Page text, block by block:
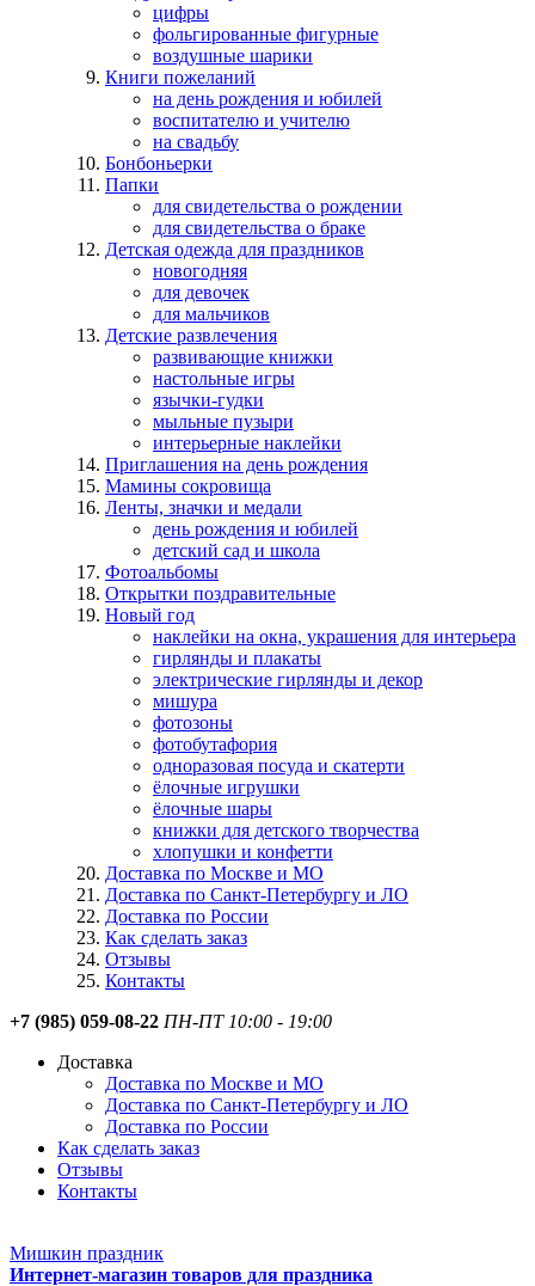
цифры
фольгированные фигурные
воздушные шарики
Книги пожеланий
на день рождения и юбилей
воспитателю и учителю
на свадьбу
Бонбоньерки
Папки
для свидетельства о рождении
для свидетельства о браке
Детская одежда для праздников
новогодняя
для девочек
для мальчиков
Детские развлечения
развивающие книжки
настольные игры
язычки-гудки
мыльные пузыри
интерьерные наклейки
Приглашения на день рождения
Мамины сокровища
Ленты, значки и медали
день рождения и юбилей
детский сад и школа
Фотоальбомы
Открытки поздравительные
Новый год
наклейки на окна, украшения для интерьера
гирлянды и плакаты
электрические гирлянды и декор
мишура
фотозоны
фотобутафория
одноразовая посуда и скатерти
ёлочные игрушки
ёлочные шары
книжки для детского творчества
хлопушки и конфетти
Доставка по Москве и МО
Доставка по Санкт-Петербургу и ЛО
Доставка по России
Как сделать заказ
Отзывы
Контакты
+7 (985) 059-08-22 ПН-ПТ 10:00 - 19:00
Доставка
Доставка по Москве и МО
Доставка по Санкт-Петербургу и ЛО
Доставка по России
Как сделать заказ
Отзывы
Контакты
Мишкин праздник
Интернет-магазин товаров для праздника